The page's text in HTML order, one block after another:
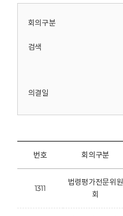
회
회의구분
검색
의결일
번호 회의구분
1311
법령평가전문위원
회